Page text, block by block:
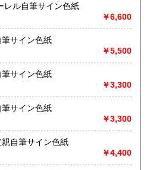
レル自筆サイン色紙
￥6,600
サイン色紙
￥5,500
サイン色紙
￥3,300
サイン色紙
￥3,300
自筆サイン色紙
￥4,400